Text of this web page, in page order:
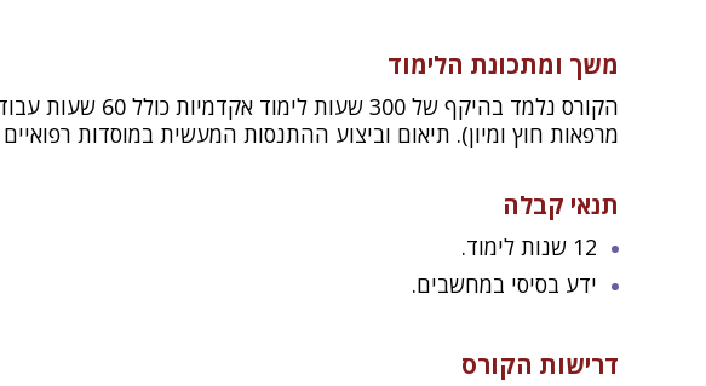
משך ומתכונת הלימוד
הקורס נלמד
מרפאות חוץ ומיון). תיאום וביצוע ההתנסות המעשית במוסדות
תנאי קבלה
12 שנות לימוד.
ידע בסיסי במחשבים.
דרישות הקורס